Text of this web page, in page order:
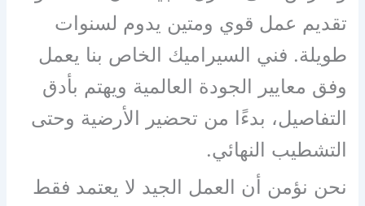
تقديم عمل قوي ومتين يدوم لسنوات
طويلة. فني السيراميك الخاص بنا يعمل
وفق معايير الجودة العالمية ويهتم بأدق
التفاصيل، بدءًا من تحضير الأرضية وحتى
التشطيب النهائي.
نحن نؤمن أن العمل الجيد لا يعتمد فقط